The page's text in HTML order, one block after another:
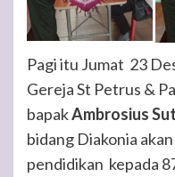
Pagi itu Jumat 23
Gereja St Petrus &
bapakAmbrosius
bidang Diakonia
pendidikan kepada